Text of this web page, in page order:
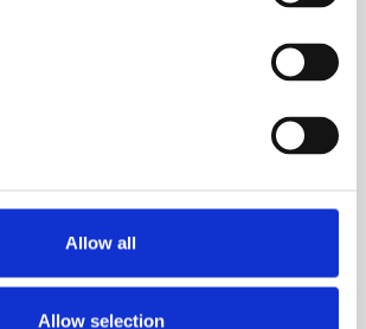
Allow all
Allow selection
CTO
und Gesellschafter der
der Ingenieurinformatik im Bereich